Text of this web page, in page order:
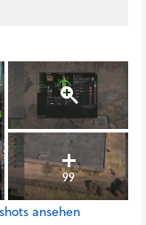
99
ansehen